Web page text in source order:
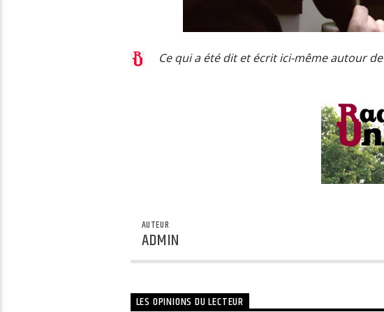
Ce qui a été dit et écrit ici-même autour de
AUTEUR
ADMIN
LES OPINIONS DU LECTEUR